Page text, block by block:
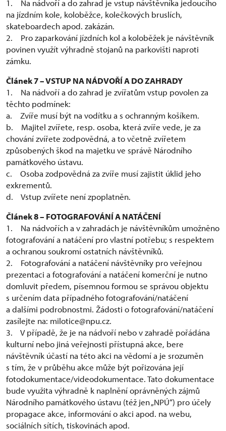
1. Na nádvoří a do zahrad je vstup návštěvníka jedoucího
na jízdním kole, koloběžce, kolečkových bruslích,
skateboardech apod. zakázán.
2. Pro zaparkování jízdních kol a koloběžek je návštěvník
povinen využít výhradně stojanů na parkovišti naproti
zámku.
Článek 7 – VSTUP NA NÁDVOŘÍ A DO ZAHRADY
1. Na nádvoří a do zahrad je zvířatům vstup povolen za
těchto podmínek:
a. Zvíře musí být na vodítku a s ochranným košíkem.
b. Majitel zvířete, resp. osoba, která zvíře vede, je za
chování zvířete zodpovědná, a to včetně zvířetem
způsobených škod na majetku ve správě Národního
památkového ústavu.
c. Osoba zodpovědná za zvíře musí zajistit úklid jeho
exkrementů.
d. Vstup zvířete není zpoplatněn.
Článek 8 – FOTOGRAFOVÁNÍ A NATÁČENÍ
1. Na nádvořích a v zahradách je návštěvníkům umožněno
fotografování a natáčení pro vlastní potřebu; s respektem
a ochranou soukromí ostatních návštěvníků.
2. Fotografování a natáčení návštěvníky pro veřejnou
prezentaci a fotografování a natáčení komerční je nutno
domluvit předem, písemnou formou se správou objektu
s určením data případného fotografování/natáčení
a dalšími podrobnostmi. Žádosti o fotografování/natáčení
zasílejte na: milotice@npu.cz.
3. V případě, že je na nádvoří nebo v zahradě pořádána
kulturní nebo jiná veřejnosti přístupná akce, bere
návštěvník účastí na této akci na vědomí a je srozuměn
s tím, že v průběhu akce může být pořizována její
fotodokumentace/videodokumentace. Tato dokumentace
bude využita výhradně k naplnění oprávněných zájmů
Národního památkového ústavu (též jen „NPÚ“) pro účely
propagace akce, informování o akci apod. na webu,
sociálních sítích, tiskovinách apod.